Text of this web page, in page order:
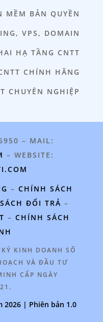
MỀM BẢN QUYỀN
VPS, DOMAIN
HẠ TẦNG CNTT
CHÍNH HÃNG
CHUYÊN NGHIỆP
– MAIL:
– WEBSITE:
–CHÍNH SÁCH
ĐỔI TRẢ –
– CHÍNH SÁCH
KINH DOANH SỐ
VÀ ĐẦU TƯ
CẤP NGÀY
2026 | Phiên bản 1.0